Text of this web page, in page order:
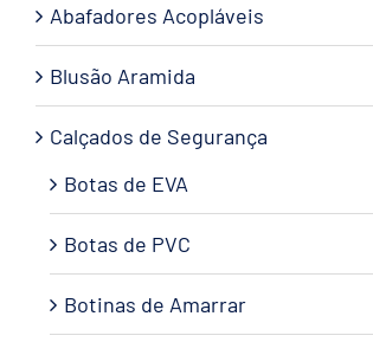
Abafadores Acopláveis
Blusão Aramida
Calçados de Segurança
Botas de EVA
Botas de PVC
Botinas de Amarrar